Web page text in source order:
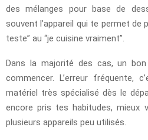
des mélanges pour base de
souvent l’appareil qui te permet de
teste” au “je cuisine vraiment”.
Dans la majorité des cas, un
commencer. L’erreur fréquente,
matériel très spécialisé dès le
encore pris tes habitudes, mieux
plusieurs appareils peu utilisés.